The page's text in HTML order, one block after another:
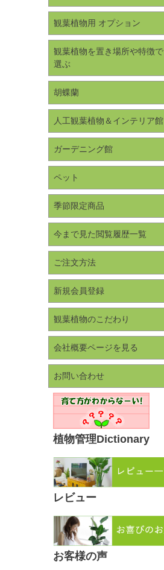
観葉植物用 オプション
観葉植物を置き場所や特徴で
選ぶ
胡蝶蘭
人工観葉植物＆インテリア館
ガーデニング館
ペット
季節限定商品
今まで見た閲覧履歴一覧
ご注文方法
新規会員登録
観葉植物のこだわり
会社概要ページを見る
お問い合わせ
植物管理Dictionary
レビュー
お客様の声